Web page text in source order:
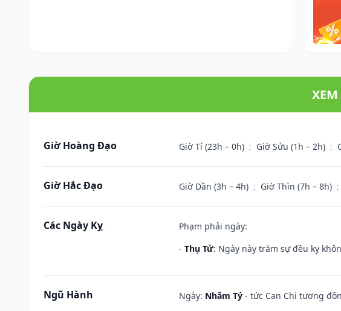
Giờ Hoàng Đạo Giờ Tí (23h – 0h) ; Giờ Sửu (1h – 2h) ;
Giờ Hắc Đạo Giờ Dần (3h – 4h) ; Giờ Thìn (7h – 8h) ;
Các Ngày Kỵ
Phạm phải ngày:
- Thụ Tử: Ngày này trăm sự đều kỵ
Ngũ Hành Ngày: Nhâm Tý - tức Can Chi tương